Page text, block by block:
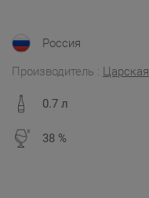
Россия
Производитель : Царская
0.7 л
38 %